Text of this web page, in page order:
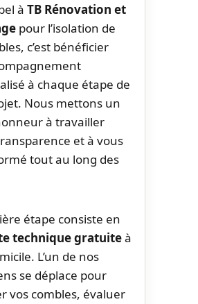
à TB Rénovation et
pour l’isolation de
c’est bénéficier
à chaque étape de
Nous mettons un
à travailler
et à vous
tout au long des
étape consiste en
technique gratuiteà
L’un de nos
se déplace pour
vos combles, évaluer